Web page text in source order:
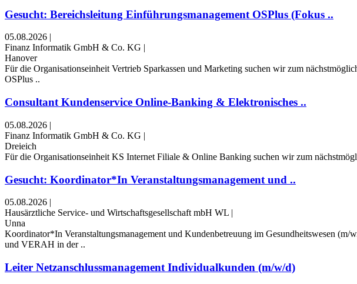
Gesucht: Bereichsleitung Einführungsmanagement OSPlus (Fokus ..
05.08.2026 |
Finanz Informatik GmbH & Co. KG |
Hanover
Für die Organisationseinheit Vertrieb Sparkassen und Marketing suchen wir zum
OSPlus ..
Consultant Kundenservice Online-Banking & Elektronisches ..
05.08.2026 |
Finanz Informatik GmbH & Co. KG |
Dreieich
Für die Organisationseinheit KS Internet Filiale & Online Banking suchen wir zum
Gesucht: Koordinator*In Veranstaltungsmanagement und ..
05.08.2026 |
Hausärztliche Service- und Wirtschaftsgesellschaft mbH WL |
Unna
Koordinator*In Veranstaltungsmanagement und Kundenbetreuung im Gesundheitswesen
und VERAH in der ..
Leiter Netzanschlussmanagement Individualkunden (m/w/d)